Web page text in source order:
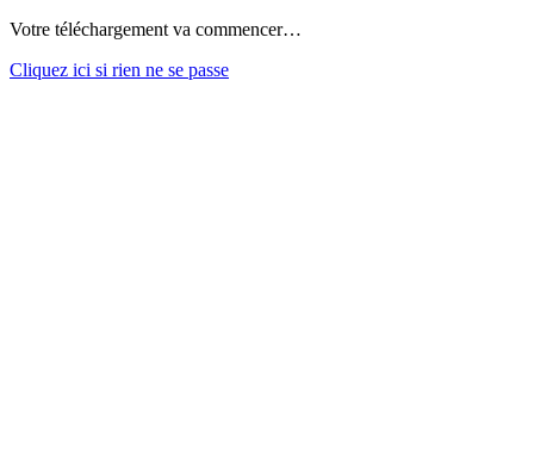
Votre téléchargement va commencer…
Cliquez ici si rien ne se passe